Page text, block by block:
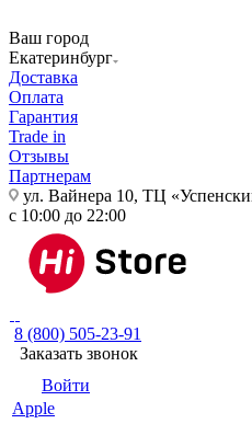
Ваш город
Екатеринбург
Доставка
Оплата
Гарантия
Trade in
Отзывы
Партнерам
ул. Вайнера 10, ТЦ
с 10:00 до 22:00
8 (800) 505-23-91
Заказать звонок
Войти
Apple